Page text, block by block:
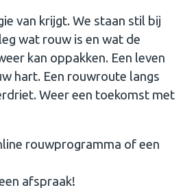
van krijgt. We staan stil bij
wat rouw is en wat de
kan oppakken. Een leven
hart. Een rouwroute langs
Weer een toekomst met
rouwprogramma of een
afspraak!